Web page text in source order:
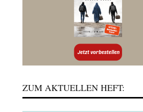
ZUM AKTUELLEN HEFT: